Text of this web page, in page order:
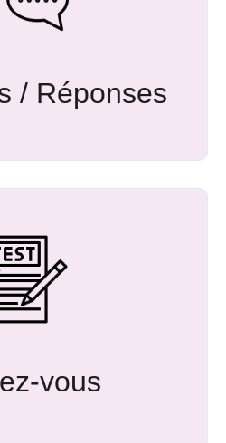
/ Réponses
vous